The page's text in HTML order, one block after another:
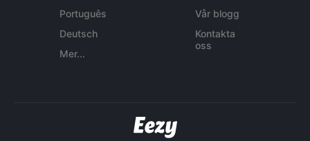
Português
Deutsch
Mer...
Vår blogg
Kontakta
oss